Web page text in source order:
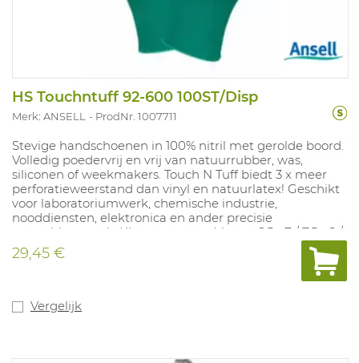
HS Touchntuff 92-600 100ST/Disp
Merk: ANSELL ProdNr. 1007711
Stevige handschoenen in 100% nitril met gerolde boord.
Volledig poedervrij en vrij van natuurrubber, was,
siliconen of weekmakers. Touch N Tuff biedt 3 x meer
perforatieweerstand dan vinyl en natuurlatex! Geschikt
voor laboratoriumwerk, chemische industrie,
nooddiensten, elektronica en ander precisie
assemblagewerk. Kleuren: groen. Maten: 6,5 - 7 / 7,5 - 8 /
8,5 - 9 / 9,5 / 10. Lengte: 240 mm. Dikte: 0,12 mm. In
overeenstemming met : EN ISO 374-1:2016 Type B: JKPT,
29,45 €
Vergelijk